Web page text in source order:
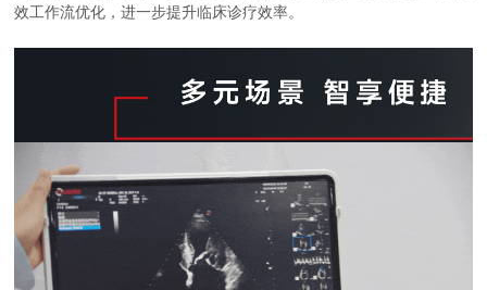
效工作流优化，进一步提升临床诊疗效率。